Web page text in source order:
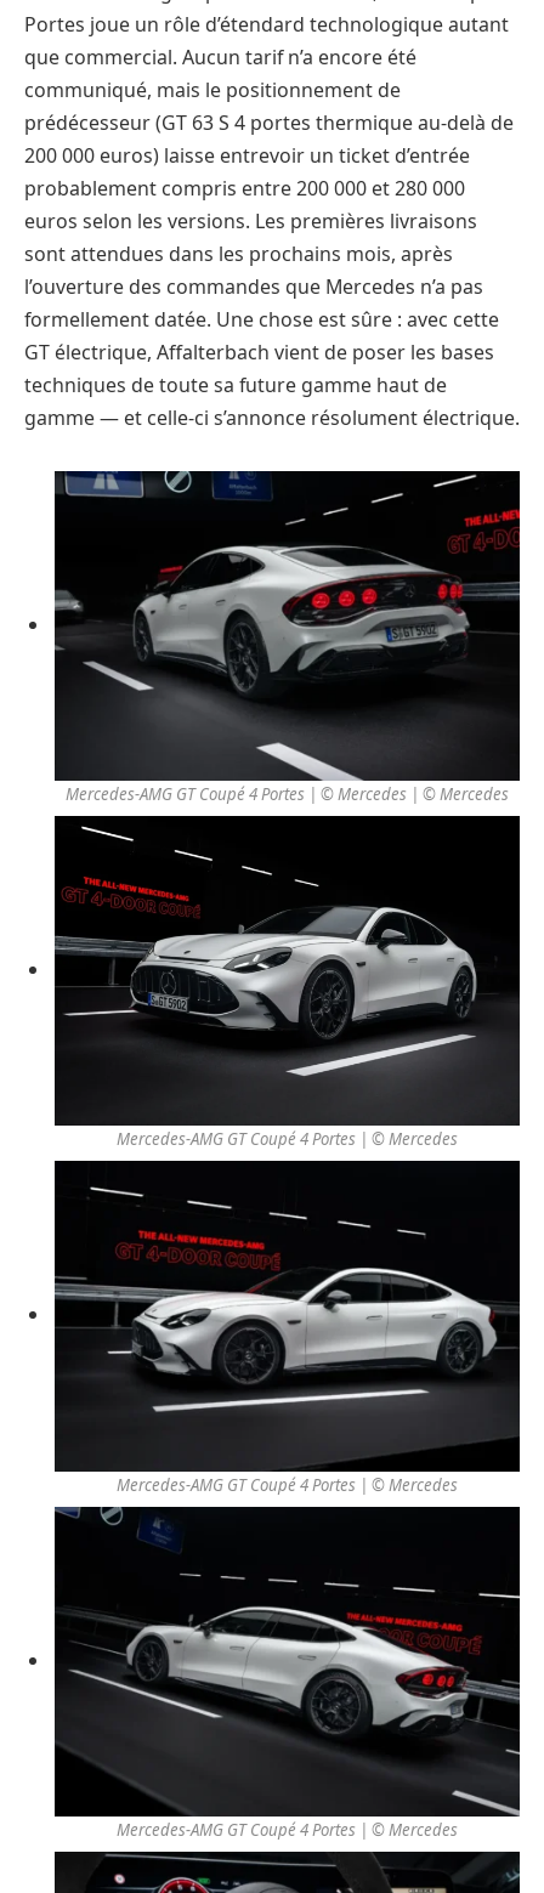
Portes joue un rôle d’étendard technologique autant
que commercial. Aucun tarif n’a encore été
communiqué, mais le positionnement de
prédécesseur (GT 63 S 4 portes thermique au-delà de
200 000 euros) laisse entrevoir un ticket d’entrée
probablement compris entre 200 000 et 280 000
euros selon les versions. Les premières livraisons
sont attendues dans les prochains mois, après
l’ouverture des commandes que Mercedes n’a pas
formellement datée. Une chose est sûre : avec cette
GT électrique, Affalterbach vient de poser les bases
techniques de toute sa future gamme haut de
gamme — et celle-ci s’annonce résolument électrique.
Mercedes-AMG GT Coupé 4 Portes | © Mercedes | © Mercedes
Mercedes-AMG GT Coupé 4 Portes | © Mercedes
Mercedes-AMG GT Coupé 4 Portes | © Mercedes
Mercedes-AMG GT Coupé 4 Portes | © Mercedes